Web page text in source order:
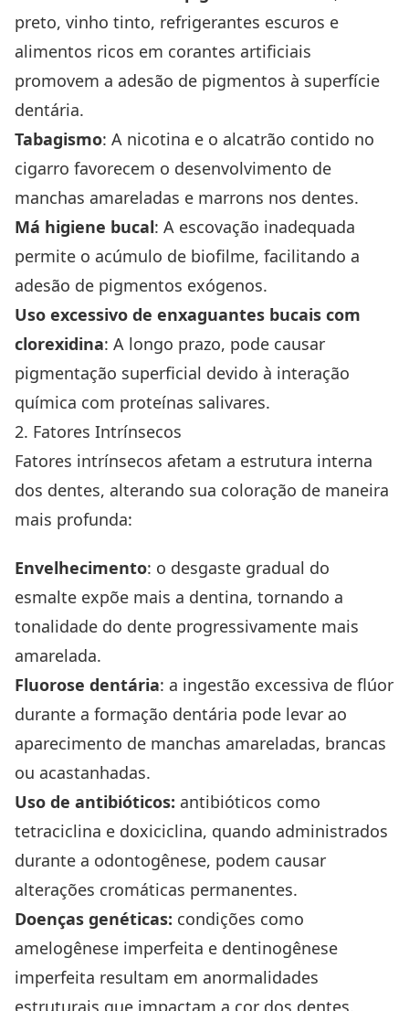
preto, vinho tinto, refrigerantes escuros e
alimentos ricos em corantes artificiais
promovem a adesão de pigmentos à superfície
dentária.
Tabagismo: A nicotina e o alcatrão contido no
cigarro favorecem o desenvolvimento de
manchas amareladas e marrons nos dentes.
Má higiene bucal: A escovação inadequada
permite o acúmulo de biofilme, facilitando a
adesão de pigmentos exógenos.
Uso excessivo de enxaguantes bucais com
clorexidina: A longo prazo, pode causar
pigmentação superficial devido à interação
química com proteínas salivares.
2. Fatores Intrínsecos
Fatores intrínsecos afetam a estrutura interna
dos dentes, alterando sua coloração de maneira
mais profunda:
Envelhecimento: o desgaste gradual do
esmalte expõe mais a dentina, tornando a
tonalidade do dente progressivamente mais
amarelada.
Fluorose dentária: a ingestão excessiva de flúor
durante a formação dentária pode levar ao
aparecimento de manchas amareladas, brancas
ou acastanhadas.
Uso de antibióticos: antibióticos como
tetraciclina e doxiciclina, quando administrados
durante a odontogênese, podem causar
alterações cromáticas permanentes.
Doenças genéticas: condições como
amelogênese imperfeita e dentinogênese
imperfeita resultam em anormalidades
estruturais que impactam a cor dos dentes.